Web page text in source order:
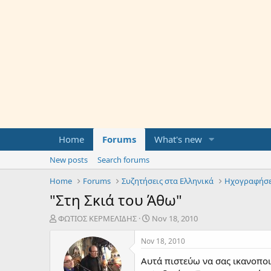
Home Forums What's new
New posts
Search forums
Home
Forums Συζητήσεις στα Ελληνικά
"Στη Σκιά του Άθω"
T
ΦΩΤΙΟΣ ΚΕΡΜΕΛΙΔΗΣ
S
t
a
t
Nov 18, 2010
Nov 18, 2010
Αυτά πιστεύω να σας